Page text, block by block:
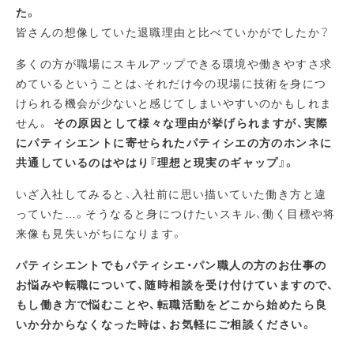
た。
皆さんの想像していた退職理由と比べていかがでしたか？
多くの方が職場にスキルアップできる環境や働きやすさ求
めているということは、それだけ今の現場に技術を身につ
けられる機会が少ないと感じてしまいやすいのかもしれま
せん。 その原因として様々な理由が挙げられますが、実際
にパティシエントに寄せられたパティシエの方のホンネに
共通しているのはやはり『理想と現実のギャップ』。
いざ入社してみると、入社前に思い描いていた働き方と違
っていた…。そうなると身につけたいスキル、働く目標や将
来像も見失いがちになります。
パティシエントでもパティシエ・パン職人の方のお仕事の
お悩みや転職について、随時相談を受け付けていますので、
もし働き方で悩むことや、転職活動をどこから始めたら良
いか分からなくなった時は、お気軽にご相談ください。